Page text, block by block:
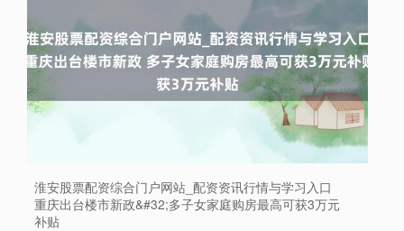
淮安股票配资综合门户网站_配资资讯行情与学习入口
重庆出台楼市新政&#32;多子女家庭购房最高可获3万元
补贴